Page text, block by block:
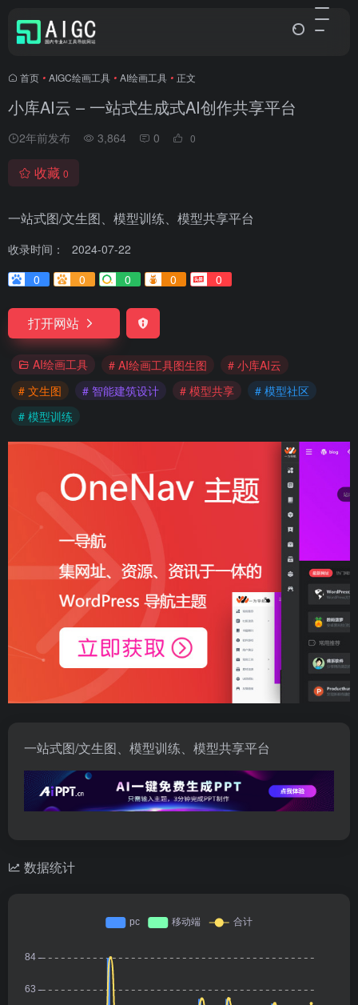
首页 • AIGC绘画工具 • AI绘画工具 • 正文
小库AI云 – 一站式生成式AI创作共享平台
2年前发布 3,864 0 0
收藏 0
一站式图/文生图、模型训练、模型共享平台
收录时间：
2024-07-22
0
0 0 0 0
打开网站
AI绘画工具 # AI绘画工具图生图
# 小库AI云
# 文生图
# 智能建筑设计 # 模型共享
# 模型社区
# 模型训练
一站式图/文生图、模型训练、模型共享平台
数据统计